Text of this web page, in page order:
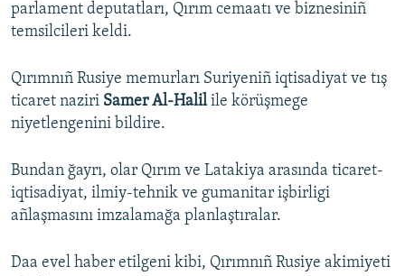
parlament deputatları, Qırım cemaatı ve biznesiniñ
temsilcileri keldi.
Qırımnıñ Rusiye memurları Suriyeniñ iqtisadiyat ve tış
ticaret naziri Samer Al-Halilile körüşmege
niyetlengenini bildire.
Bundan ğayrı, olar Qırım ve Latakiya arasında ticaret-
iqtisadiyat, ilmiy-tehnik ve gumanitar işbirligi
añlaşmasını imzalamağa planlaştıralar.
Daa evel haber etilgeni kibi, Qırımnıñ Rusiye akimiyeti